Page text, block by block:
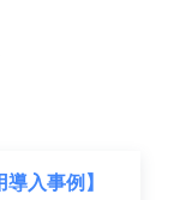
入事例】